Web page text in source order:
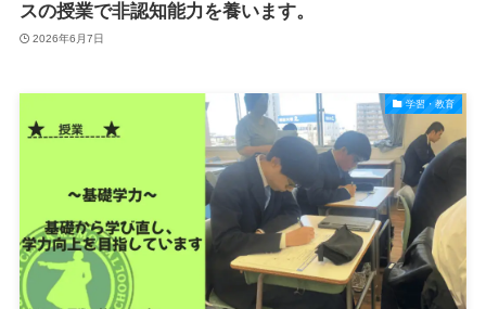
スの授業で非認知能力を養います。
2026年6月7日
学習・教育